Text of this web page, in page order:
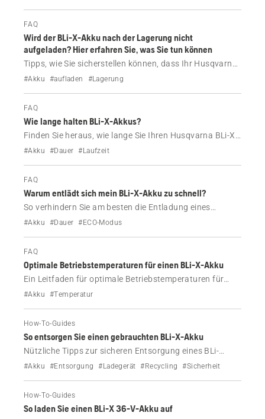
FAQ
Wird der BLi-X-Akku nach der Lagerung nicht
aufgeladen? Hier erfahren Sie, was Sie tun können
Tipps, wie Sie sicherstellen können, dass Ihr Husqvarna
BLi-X-Akku nach der Lagerzeit auch wieder funktioniert.
#Akku #aufladen #Lagerung
FAQ
Wie lange halten BLi-X-Akkus?
Finden Sie heraus, wie lange Sie Ihren Husqvarna BLi-X-
Akku verwenden können.
#Akku #Dauer #Laufzeit
FAQ
Warum entlädt sich mein BLi-X-Akku zu schnell?
So verhindern Sie am besten die Entladung eines
Husqvarna BLi-X-Akkus.
#Akku #Dauer #ECO-Modus
FAQ
Optimale Betriebstemperaturen für einen BLi-X-Akku
Ein Leitfaden für optimale Betriebstemperaturen für
Ihren Husqvarna BLi-X 36-V-Akku.
#Akku #Temperatur
How-To-Guides
So entsorgen Sie einen gebrauchten BLi-X-Akku
Nützliche Tipps zur sicheren Entsorgung eines BLi-
Akkus und Ladegeräts.
#Akku #Entsorgung #Ladegerät #Recycling #Sicherheit
How-To-Guides
So laden Sie einen BLi-X 36-V-Akku auf